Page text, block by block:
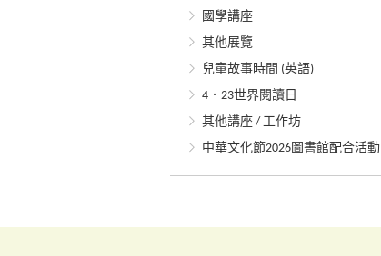
國學講座
其他展覽
兒童故事時間 (英語)
4．23世界閱讀日
其他講座 / 工作坊
中華文化節2026圖書館配合活動